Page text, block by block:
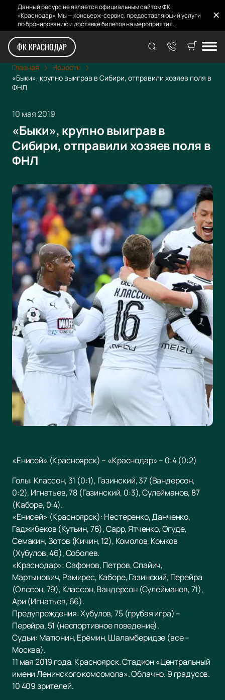
Данный ресурс не является официальным сайтом ФК
«Краснодар». Мы — консьерж-сервис, предоставляющий услуги
по бронированию и доставке билетов на мероприятия.
ФК КРАСНОДАР
Главная
Новости
«Быки», крупно выиграв в Сибири, отправили хозяев поля в
ФНЛ
10 мая 2019
«Быки», крупно выиграв в
Сибири, отправили хозяев поля в
ФНЛ
«Енисей» (Красноярск) – «Краснодар» – 0:4 (0:2)
Голы: Классон, 31 (0:1), Газинский, 37 (Вандерсон,
0:2), Игнатьев, 78 (Газинский, 0:3), Сулейманов, 87
(Каборе, 0:4).
«Енисей» (Красноярск): Нестеренко, Данченко,
Гаджибеков (Кутьин, 76), Сарр, Ятченко, Огуде,
Семакин, Зотов (Кичин, 12), Комолов, Комков
(Хубулов, 46), Соболев.
«Краснодар»: Сафонов, Петров, Спайич,
Мартынович, Рамирес, Каборе, Газинский, Перейра
(Олссон, 79), Классон, Вандерсон (Сулейманов, 71),
Ари (Игнатьев, 66).
Предупреждения: Хубулов, 75 (грубая игра) –
Перейра, 51 (неспортивное поведение).
Судьи: Матюнин, Ерёмин, Шаламберидзе (все –
Москва).
11 мая 2019 года. Красноярск. Стадион «Центральный
имени Ленинского комсомола». Облачно. 9 градусов.
10 409 зрителей.